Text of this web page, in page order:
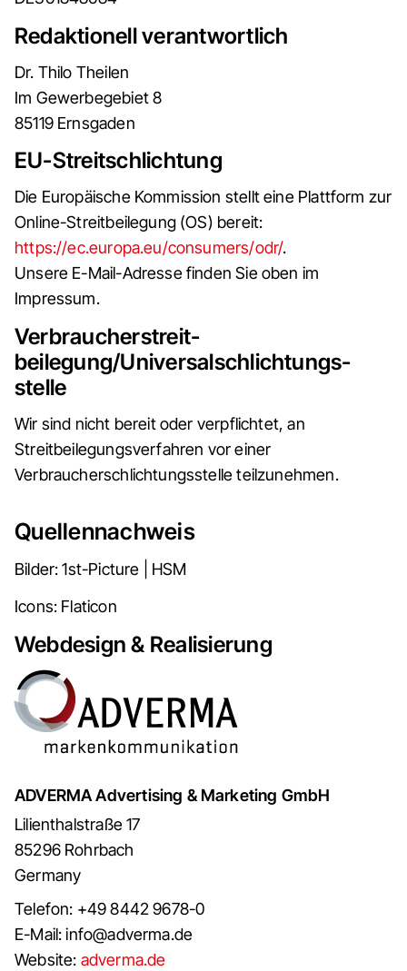
Redaktionell verantwortlich
Dr. Thilo Theilen
Im Gewerbegebiet 8
85119 Ernsgaden
EU-Streitschlichtung
Die Europäische Kommission stellt eine Plattform zur
Online-Streitbeilegung (OS) bereit:
https://ec.europa.eu/consumers/odr/.
Unsere E-Mail-Adresse finden Sie oben im
Impressum.
Verbraucher­streit­
beilegung/Universal­schlichtungs­
stelle
Wir sind nicht bereit oder verpflichtet, an
Streitbeilegungsverfahren vor einer
Verbraucherschlichtungsstelle teilzunehmen.
Quellennachweis
Bilder: 1st-Picture | HSM
Icons: Flaticon
Webdesign & Realisierung
ADVERMA Advertising & Marketing GmbH
Lilienthalstraße 17
85296 Rohrbach
Germany
Telefon: +49 8442 9678-0
E-Mail: info@adverma.de
Website: adverma.de